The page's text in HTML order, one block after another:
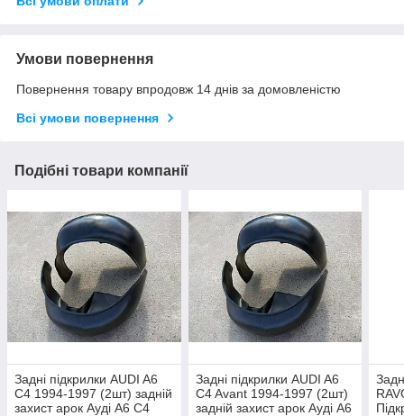
Умови повернення
Повернення товару впродовж 14 днів за домовленістю
Всі умови повернення
Подібні товари компанії
Задні підкрилки AUDI A6
C4 1994-1997 (2шт) задній
захист арок Ауді А6 С4
Задні підкрилки AUDI A6
C4 Avant 1994-1997 (2шт)
задній захист арок Ауді А6